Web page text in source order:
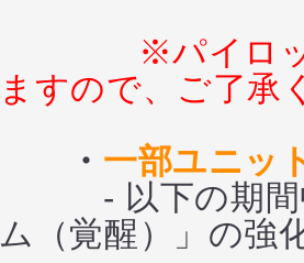
※パイロ
ますので、ご了承
・ 一部ユニッ
- 以下の期間中
ム（覚醒）」の強